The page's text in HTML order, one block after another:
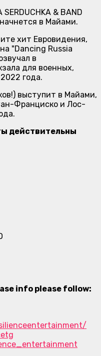
& BAND
в Майами.
хит Евровидения,
"Dancing Russia
в
для военных,
года.
выступит в Майами,
Франциско и Лос-
действительны
info please follow: